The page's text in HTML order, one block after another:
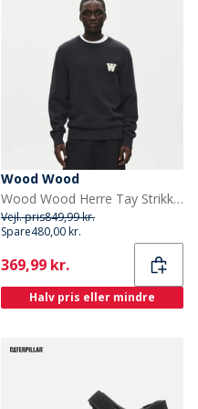
Wood Wood
Wood Wood Herre Tay Strikket Trøje Pirate Black
Vejl. pris849,99 kr.
Spare480,00 kr.
Current
369,99 kr.
Halv pris eller mindre